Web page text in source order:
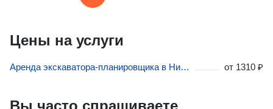
Цены на услуги
Аренда экскаватора-планировщика в Нижегородской области от 1310 ₽
Вы часто спрашиваете